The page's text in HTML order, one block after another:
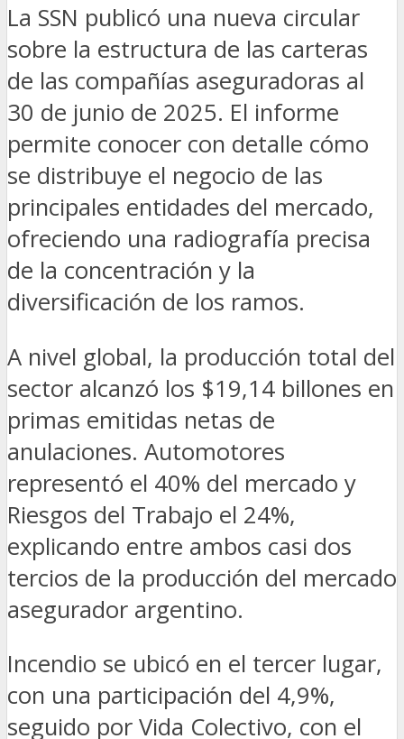
La SSN publicó una nueva circular
sobre la estructura de las carteras
de las compañías aseguradoras al
30 de junio de 2025. El informe
permite conocer con detalle cómo
se distribuye el negocio de las
principales entidades del mercado,
ofreciendo una radiografía precisa
de la concentración y la
diversificación de los ramos.
A nivel global, la producción total del
sector alcanzó los $19,14 billones en
primas emitidas netas de
anulaciones. Automotores
representó el 40% del mercado y
Riesgos del Trabajo el 24%,
explicando entre ambos casi dos
tercios de la producción del mercado
asegurador argentino.
Incendio se ubicó en el tercer lugar,
con una participación del 4,9%,
seguido por Vida Colectivo, con el